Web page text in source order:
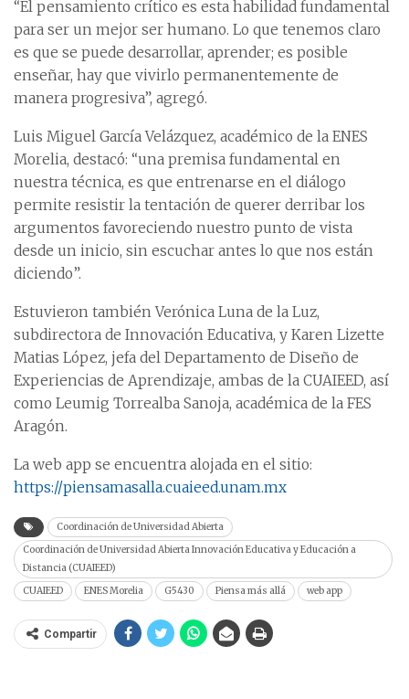
“El pensamiento crítico es esta habilidad fundamental
para ser un mejor ser humano. Lo que tenemos claro
es que se puede desarrollar, aprender; es posible
enseñar, hay que vivirlo permanentemente de
manera progresiva”, agregó.
Luis Miguel García Velázquez, académico de la ENES
Morelia, destacó: “una premisa fundamental en
nuestra técnica, es que entrenarse en el diálogo
permite resistir la tentación de querer derribar los
argumentos favoreciendo nuestro punto de vista
desde un inicio, sin escuchar antes lo que nos están
diciendo”.
Estuvieron también Verónica Luna de la Luz,
subdirectora de Innovación Educativa, y Karen Lizette
Matias López, jefa del Departamento de Diseño de
Experiencias de Aprendizaje, ambas de la CUAIEED, así
como Leumig Torrealba Sanoja, académica de la FES
Aragón.
La web app se encuentra alojada en el sitio:
https://piensamasalla.cuaieed.unam.mx
Coordinación de Universidad Abierta
Coordinación de Universidad Abierta Innovación Educativa y Educación a
Distancia (CUAIEED)
CUAIEED
ENES Morelia G5430 Piensa más allá web app
Compartir